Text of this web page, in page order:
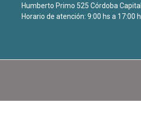
Humberto Primo 525 Córdoba Capital
Horario de atención: 9:00 hs a 17:00 h